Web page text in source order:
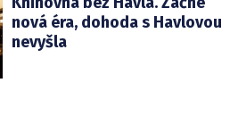
nová éra, dohoda s Havlovou
nevyšla